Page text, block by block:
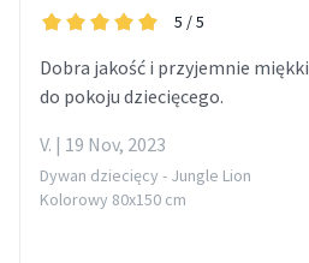
5 / 5
Dobra jakość i przyjemnie miękki
do pokoju dziecięcego.
V. | 19 Nov, 2023
Dywan dziecięcy - Jungle Lion
Kolorowy 80x150 cm